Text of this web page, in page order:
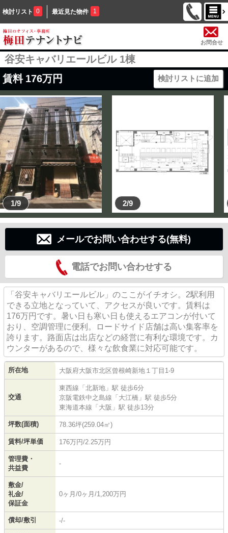
検討リスト 0 最近見た物件 1
お問合せ
谷安キャバリエールビル 1棟
賃料 176万円 検討リストに追加
1/9 2/9
メールでお問い合わせする(無料)
電話でお問い合わせする
「谷安キャバリエールビル」のここがイチオシ。2駅利用
できる立地となっていて、アクセスが良いです。賃料は
176万円です。暑い日も寒い日も使えるエアコンが付いて
おり、空調管理に便利。ロードサイド店舗は高い集客率を
誇ります。路面店は出店などの経営に有利な環境です。カ
ウンターがあるので、様々な飲食業に対応可能です。
所在地 大阪府大阪市北区曾根崎新地 １丁目1-9
交通
東西線 「 北新地 」駅 徒歩6分
京阪電鉄中之島線 「 大江橋 」駅 徒歩5分
東海道本線 「 大阪 」駅 徒歩13分
坪数(面積) 78.36坪(259.04㎡)
賃料/坪単価 176万円/2.25万円
管理費・
共益費
-
敷金/
礼金/
保証金
0ヶ月/0ヶ月/1,200万円
償却/敷引 -/-